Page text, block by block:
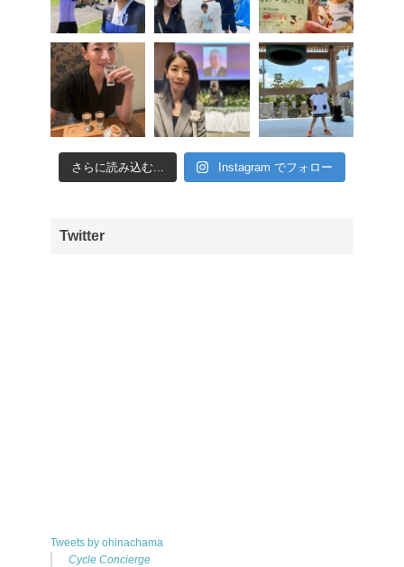
さらに読み込む... Instagram でフォロー
Twitter
Tweets by ohinachama
Cycle Concierge